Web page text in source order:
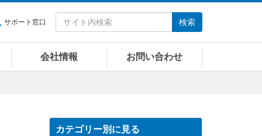
サポート窓口 検索
会社情報 お問い合わせ
カテゴリー別に見る